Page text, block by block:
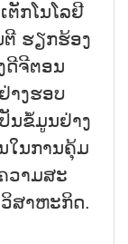
ຕັກ​ໂນ​ໂລ​ຢີ​
ຕີ ຮຽກ​ຮ້ອງ​
ດີ​ຈີ​ຕອນ
າງ​ຮອບ​
ນ​ຂໍ້​ມູນ​ຢ່າງ​
ໃນ​ການ​ຄຸ້ມ​
ວາມ​ສະ​
ສາ​ຫະ​ກິດ.